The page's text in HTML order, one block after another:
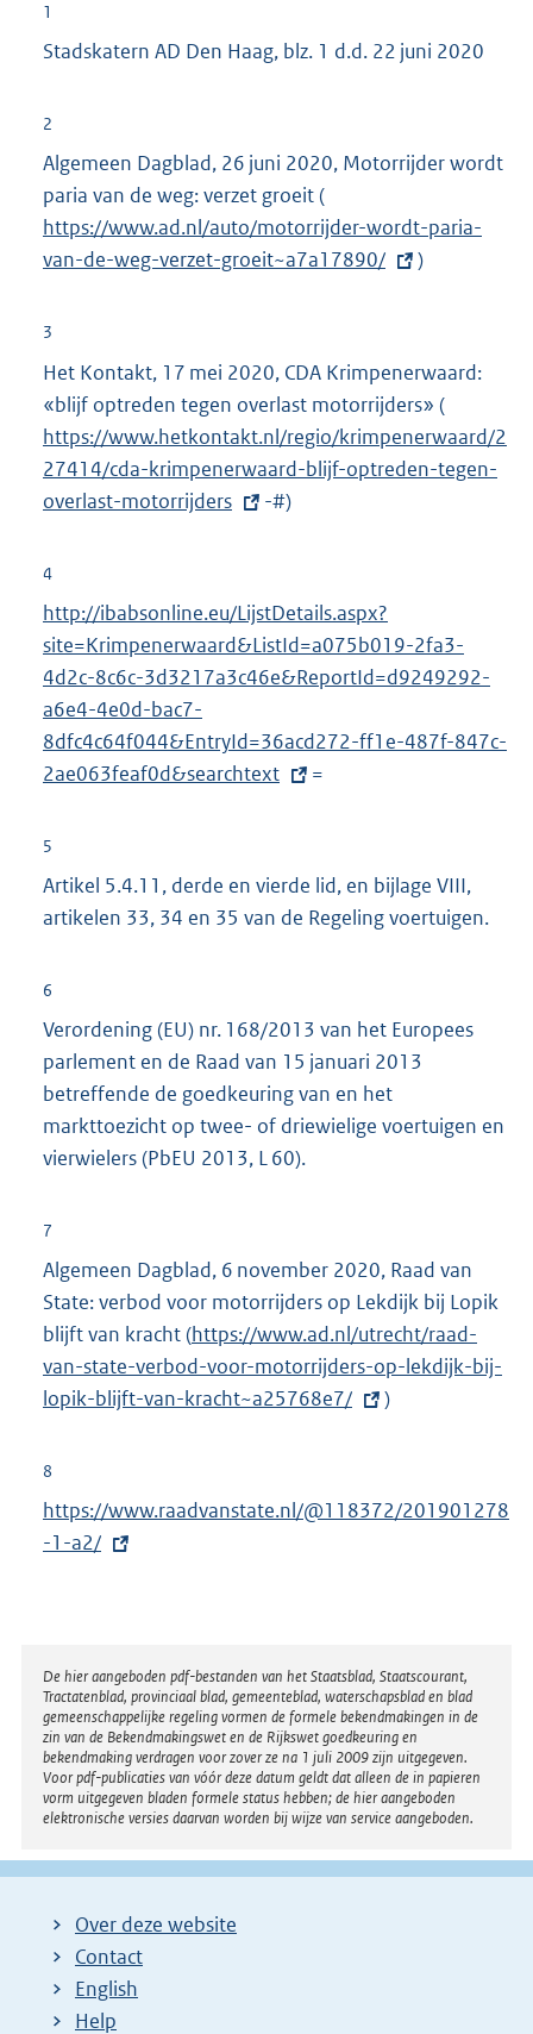
1
Stadskatern AD Den Haag, blz. 1 d.d. 22 juni 2020
2
Algemeen Dagblad, 26 juni 2020, Motorrijder wordt
paria van de weg: verzet groeit(
x
t
e
l
i
n
https://www.ad.nl/auto/motorrijder-wordt-paria-
van-de-weg-verzet-groeit~a7a17890/
)
3
Het Kontakt, 17 mei 2020, CDA Krimpenerwaard:
«blijf optreden tegen overlast motorrijders» (
x
t
i
n
:
https://www.hetkontakt.nl/regio/krimpenerwaard/2
27414/cda-krimpenerwaard-blijf-optreden-tegen-
overlast-motorrijders
-#)
4
E
x
t
e
r
n
l
n
k
http://ibabsonline.eu/LijstDetails.aspx?
site=Krimpenerwaard&ListId=a075b019-2fa3-
4d2c-8c6c-3d3217a3c46e&ReportId=d9249292-
a6e4-4e0d-bac7-
8dfc4c64f044&EntryId=36acd272-ff1e-487f-847c-
2ae063feaf0d&searchtext
=
5
Artikel 5.4.11, derde en vierde lid, en bijlage VIII,
artikelen 33, 34 en 35 van de Regeling voertuigen.
6
Verordening (EU) nr. 168/2013 van het Europees
parlement en de Raad van 15 januari 2013
betreffende de goedkeuring van en het
markttoezicht op twee- of driewielige voertuigen en
vierwielers (PbEU 2013, L 60).
7
Algemeen Dagblad, 6 november 2020, Raad van
State: verbod voor motorrijders op Lekdijk bij Lopik
blijft van kracht (E
x
t
e
:
https://www.ad.nl/utrecht/raad-
van-state-verbod-voor-motorrijders-op-lekdijk-bij-
lopik-blijft-van-kracht~a25768e7/
)
8
E
x
n
e
l
i
n
k
:
https://www.raadvanstate.nl/@118372/201901278
-1-a2/
Disclaimer
De hier aangeboden pdf-bestanden van het Staatsblad, Staatscourant,
Tractatenblad, provinciaal blad, gemeenteblad, waterschapsblad en blad
gemeenschappelijke regeling vormen de formele bekendmakingen in de
zin van de Bekendmakingswet en de Rijkswet goedkeuring en
bekendmaking verdragen voor zover ze na 1 juli 2009 zijn uitgegeven.
Voor pdf-publicaties van vóór deze datum geldt dat alleen de in papieren
vorm uitgegeven bladen formele status hebben; de hier aangeboden
elektronische versies daarvan worden bij wijze van service aangeboden.
Over deze website
Contact
English
Help